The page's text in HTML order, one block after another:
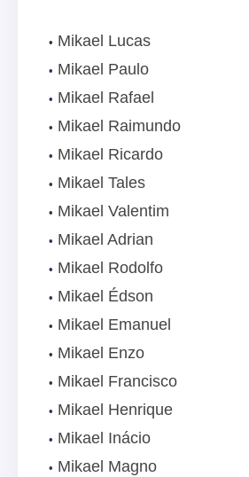
Mikael Lucas
Mikael Paulo
Mikael Rafael
Mikael Raimundo
Mikael Ricardo
Mikael Tales
Mikael Valentim
Mikael Adrian
Mikael Rodolfo
Mikael Édson
Mikael Emanuel
Mikael Enzo
Mikael Francisco
Mikael Henrique
Mikael Inácio
Mikael Magno